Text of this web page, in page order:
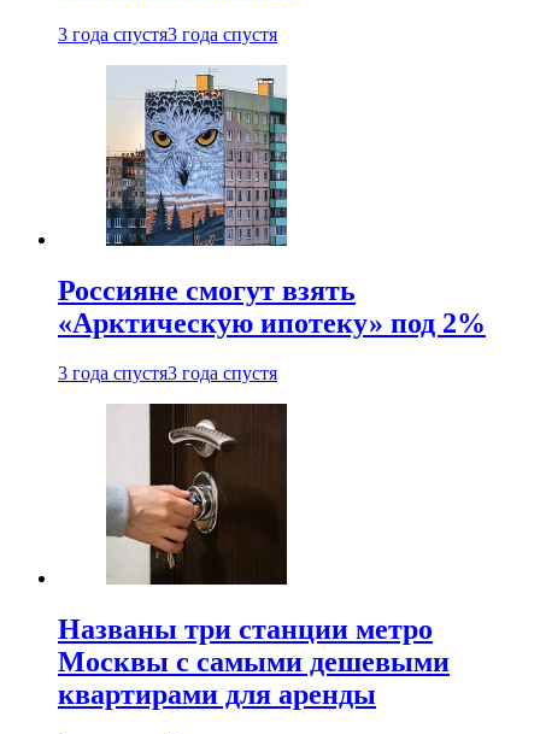
3 года спустя3 года спустя
Россияне смогут взять
«Арктическую ипотеку» под 2%
3 года спустя3 года спустя
Названы три станции метро
Москвы с самыми дешевыми
квартирами для аренды